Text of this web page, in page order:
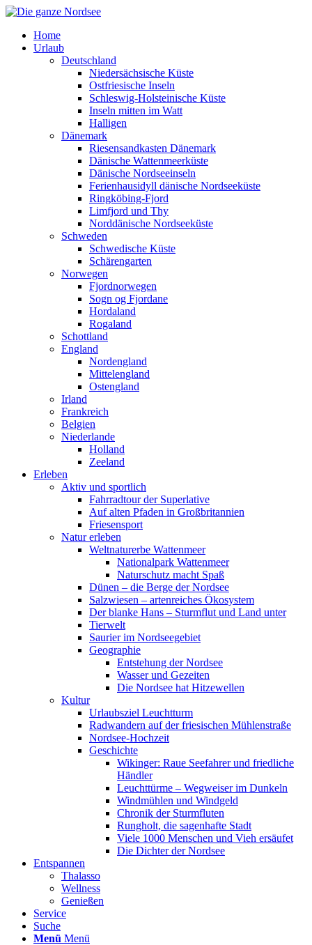
Home
Urlaub
Deutschland
Niedersächsische Küste
Ostfriesische Inseln
Schleswig-Holsteinische Küste
Inseln mitten im Watt
Halligen
Dänemark
Riesensandkasten Dänemark
Dänische Wattenmeerküste
Dänische Nordseeinseln
Ferienhausidyll dänische Nordseeküste
Ringköbing-Fjord
Limfjord und Thy
Norddänische Nordseeküste
Schweden
Schwedische Küste
Schärengarten
Norwegen
Fjordnorwegen
Sogn og Fjordane
Hordaland
Rogaland
Schottland
England
Nordengland
Mittelengland
Ostengland
Irland
Frankreich
Belgien
Niederlande
Holland
Zeeland
Erleben
Aktiv und sportlich
Fahrradtour der Superlative
Auf alten Pfaden in Großbritannien
Friesensport
Natur erleben
Weltnaturerbe Wattenmeer
Nationalpark Wattenmeer
Naturschutz macht Spaß
Dünen – die Berge der Nordsee
Salzwiesen – artenreiches Ökosystem
Der blanke Hans – Sturmflut und Land unter
Tierwelt
Saurier im Nordseegebiet
Geographie
Entstehung der Nordsee
Wasser und Gezeiten
Die Nordsee hat Hitzewellen
Kultur
Urlaubsziel Leuchtturm
Radwandern auf der friesischen Mühlenstraße
Nordsee-Hochzeit
Geschichte
Wikinger: Raue Seefahrer und friedliche
Händler
Leuchttürme – Wegweiser im Dunkeln
Windmühlen und Windgeld
Chronik der Sturmfluten
Rungholt, die sagenhafte Stadt
Viele 1000 Menschen und Vieh ersäufet
Die Dichter der Nordsee
Entspannen
Thalasso
Wellness
Genießen
Service
Suche
Menü Menü